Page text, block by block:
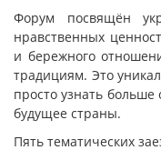
Форум посвящён
нравственных
и бережного
традициям. Это
просто узнать
будущее страны.
Пять тематических